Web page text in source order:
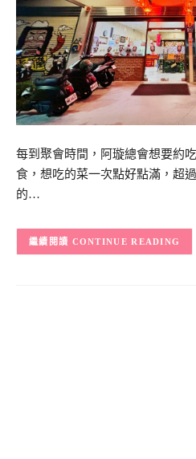
每到聚會時間，阿璇總會想要約
食，想吃的菜一次點好點滿，超
的…
CONTINUE READING